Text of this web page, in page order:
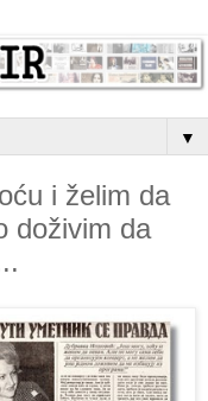
▼
i želim da
doživim da